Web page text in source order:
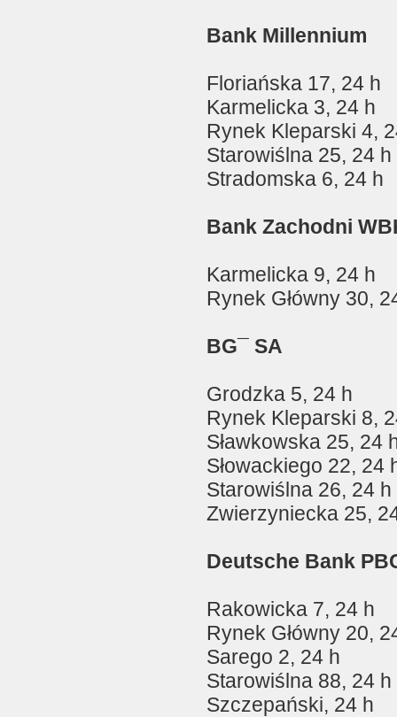
Bank Millennium
Floriańska 17, 24 h
Karmelicka 3, 24 h
Rynek Kleparski 4,
Starowiślna 25, 24 h
Stradomska 6, 24 h
Bank Zachodni
Karmelicka 9, 24 h
Rynek Główny 30,
BG¯ SA
Grodzka 5, 24 h
Rynek Kleparski 8,
Sławkowska 25, 24
Słowackiego 22, 24
Starowiślna 26, 24 h
Zwierzyniecka 25,
Deutsche Bank
Rakowicka 7, 24 h
Rynek Główny 20,
Sarego 2, 24 h
Starowiślna 88, 24 h
Szczepański, 24 h